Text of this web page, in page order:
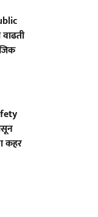
कहर